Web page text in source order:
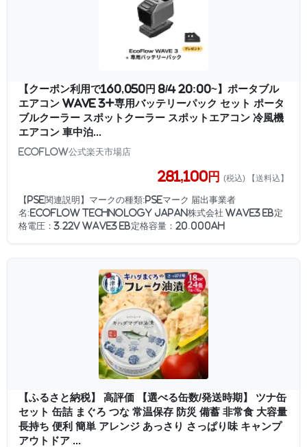
【クーポン利用で160,050円 8/4 20:00~】ポータブル
エアコン WAVE 3+専用バッテリーパック セット ポータ
ブルクーラー スポットクーラー スポットエアコン 冷風機
エアコン 車中泊...
EcoFlow公式楽天市場店
281,100円 (税込) 【送料込】
【PSE関連説明】マークの種類:PSEマーク 届出事業者
名:EcoFlow Technology Japan株式会社 WAVE3 EB定
格電圧：3.22V WAVE3 EB定格容量：20.000Ah
【ふるさと納税】 高評価 【選べる缶数/発送時期】 ツナ缶
セット 缶詰 まぐろ つな 常温保存 防災 備蓄 非常食 大容量
長持ち 便利 簡単 アレンジ あっさり さっぱり味 キャンプ
アウトドア ...